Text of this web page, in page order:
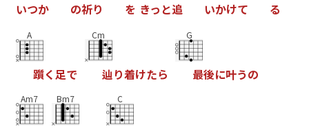
いつか の祈り を きっ と追 いかけて る
A
躓く 足で
Cm
辿 り着けたら
G
最後に叶うの
Am7 Bm7 C